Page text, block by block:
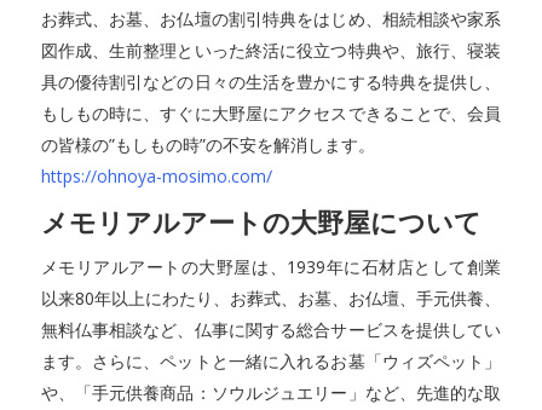
お葬式、お墓、お仏壇の割引特典をはじめ、相続相談や家系
図作成、生前整理といった終活に役立つ特典や、旅行、寝装
具の優待割引などの日々の生活を豊かにする特典を提供し、
もしもの時に、すぐに大野屋にアクセスできることで、会員
の皆様の”もしもの時”の不安を解消します。
https://ohnoya-mosimo.com/
メモリアルアートの大野屋について
メモリアルアートの大野屋は、1939年に石材店として創業
以来80年以上にわたり、お葬式、お墓、お仏壇、手元供養、
無料仏事相談など、仏事に関する総合サービスを提供してい
ます。さらに、ペットと一緒に入れるお墓「ウィズペット」
や、「手元供養商品：ソウルジュエリー」など、先進的な取